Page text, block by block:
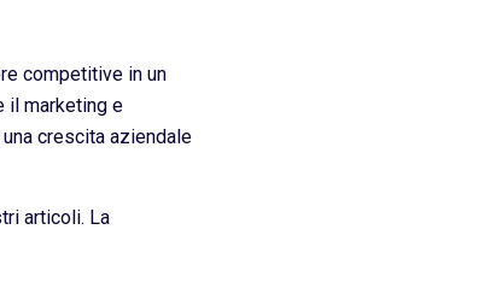
competitive in un
il marketing e
crescita aziendale
articoli. La